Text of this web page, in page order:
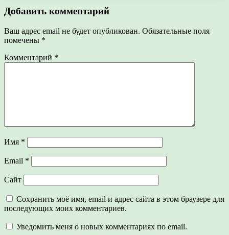
Добавить комментарий
Ваш адрес email не будет опубликован. Обязательные поля
помечены *
Комментарий *
Имя *
Email *
Сайт
Сохранить моё имя, email и адрес сайта в этом браузере для
последующих моих комментариев.
Уведомить меня о новых комментариях по email.